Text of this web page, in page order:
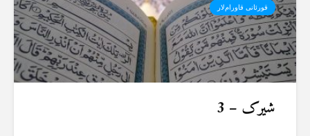
قورئانی قاورام‌لار
شیرک – 3